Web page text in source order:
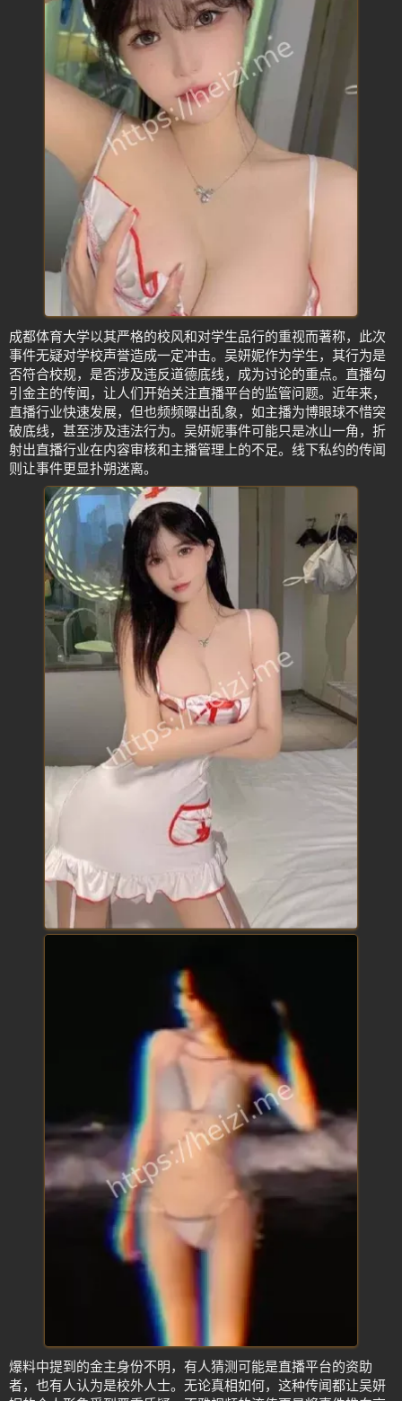
成都体育大学以其严格的校风和对学生品行的重视而著称，此次
事件无疑对学校声誉造成一定冲击。吴妍妮作为学生，其行为是
否符合校规，是否涉及违反道德底线，成为讨论的重点。直播勾
引金主的传闻，让人们开始关注直播平台的监管问题。近年来，
直播行业快速发展，但也频频曝出乱象，如主播为博眼球不惜突
破底线，甚至涉及违法行为。吴妍妮事件可能只是冰山一角，折
射出直播行业在内容审核和主播管理上的不足。线下私约的传闻
则让事件更显扑朔迷离。
爆料中提到的金主身份不明，有人猜测可能是直播平台的资助
者，也有人认为是校外人士。无论真相如何，这种传闻都让吴妍